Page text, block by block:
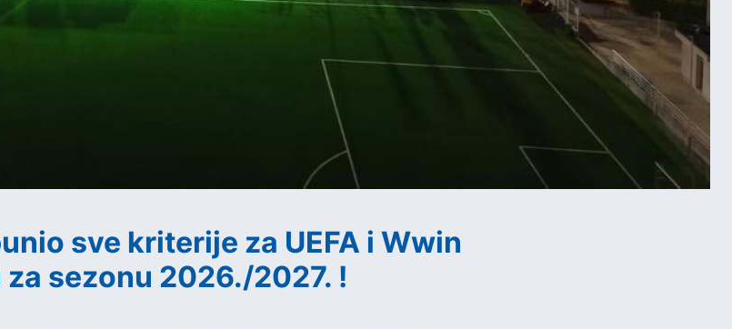
sve kriterije za UEFA i Wwin
sezonu 2026./2027. !